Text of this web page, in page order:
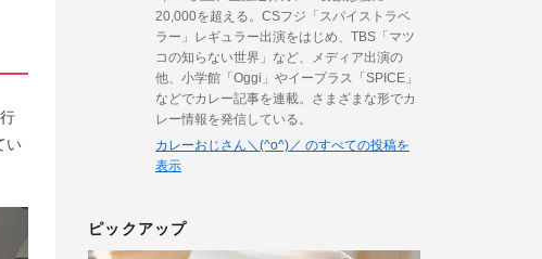
い
20,000を超える。CSフジ「スパイストラベ
ラー」レギュラー出演をはじめ、TBS「マツ
コの知らない世界」など、メディア出演の
他、小学館「Oggi」やイープラス「SPICE」
などでカレー記事を連載。さまざまな形でカ
レー情報を発信している。
カレーおじさん＼(^o^)／ のすべての投稿を
表示
ピックアップ